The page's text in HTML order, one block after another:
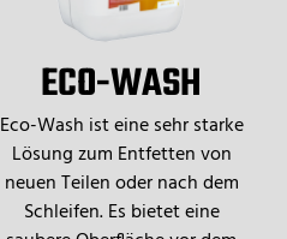
ECO-WASH
Eco-Wash ist eine sehr starke
Lösung zum Entfetten von
neuen Teilen oder nach dem
Schleifen. Es bietet eine